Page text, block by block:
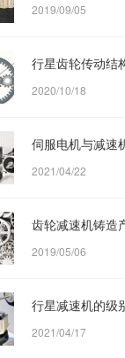
2019/09/05
行星齿轮传动结
2020/10/18
伺服电机与减速
2021/04/22
齿轮减速机铸造
2019/05/06
行星减速机的级
2021/04/17